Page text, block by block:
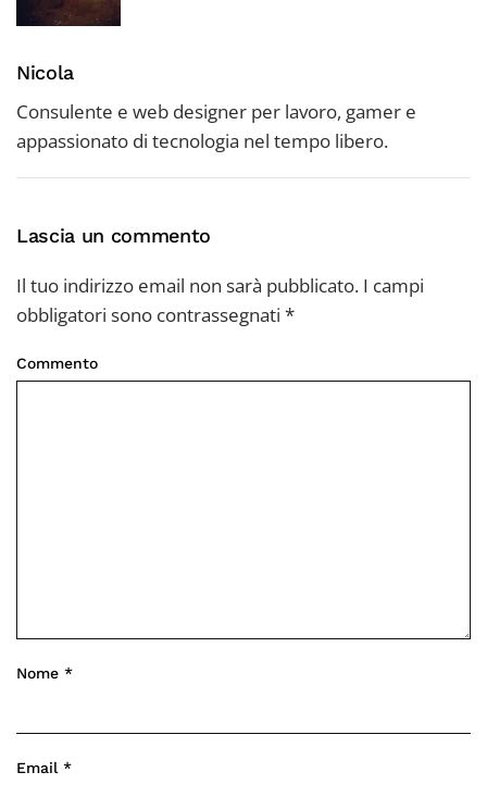
Nicola
Consulente e web designer per lavoro, gamer e
appassionato di tecnologia nel tempo libero.
Lascia un commento
Il tuo indirizzo email non sarà pubblicato. I campi
obbligatori sono contrassegnati *
Commento
Nome *
Email *